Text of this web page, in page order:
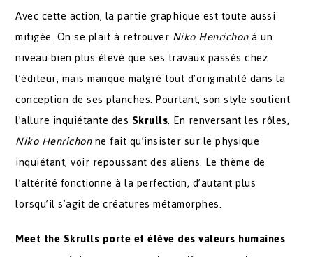
Avec cette action, la partie graphique est toute aussi
mitigée. On se plait à retrouver Niko Henrichonà un
niveau bien plus élevé que ses travaux passés chez
l’éditeur, mais manque malgré tout d’originalité dans la
conception de ses planches. Pourtant, son style soutient
l’allure inquiétante des Skrulls. En renversant les rôles,
Niko Henrichonne fait qu’insister sur le physique
inquiétant, voir repoussant des aliens. Le thème de
l’altérité fonctionne à la perfection, d’autant plus
lorsqu’il s’agit de créatures métamorphes.
Meet the Skrulls porte et élève des valeurs humaines